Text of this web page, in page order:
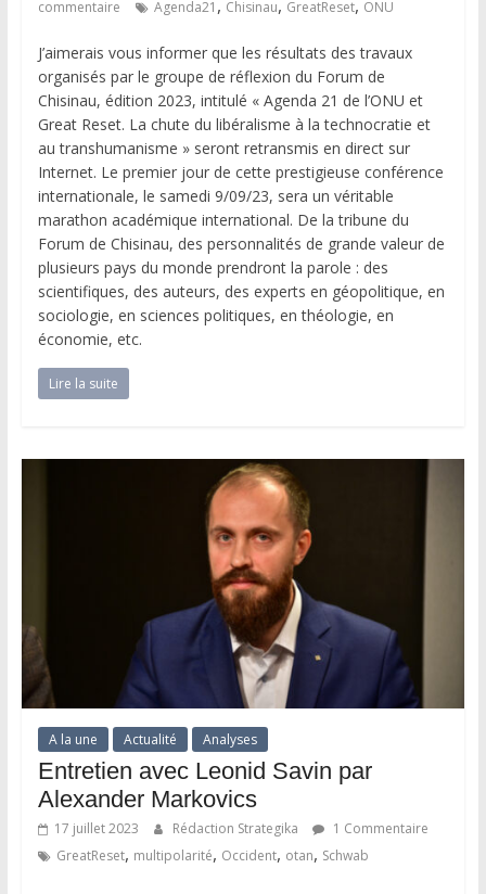
commentaire
Agenda21 , Chisinau, GreatReset, ONU
J’aimerais vous informer que les résultats des travaux
organisés par le groupe de réflexion du Forum de
Chisinau, édition 2023, intitulé « Agenda 21 de l’ONU et
Great Reset. La chute du libéralisme à la technocratie et
au transhumanisme » seront retransmis en direct sur
Internet. Le premier jour de cette prestigieuse conférence
internationale, le samedi 9/09/23, sera un véritable
marathon académique international. De la tribune du
Forum de Chisinau, des personnalités de grande valeur de
plusieurs pays du monde prendront la parole : des
scientifiques, des auteurs, des experts en géopolitique, en
sociologie, en sciences politiques, en théologie, en
économie, etc.
Lire la suite
A la une Actualité Analyses
Entretien avec Leonid Savin par
Alexander Markovics
17 juillet 2023 Rédaction Strategika
1 Commentaire
GreatReset, multipolarité, Occident, otan, Schwab